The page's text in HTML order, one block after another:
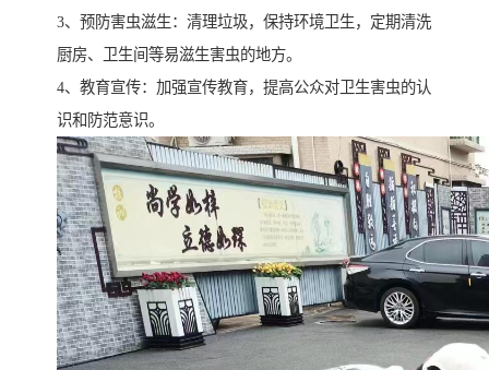
3、预防害虫滋生：清理垃圾，保持环境卫生，定期清洗
厨房、卫生间等易滋生害虫的地方。
4、教育宣传：加强宣传教育，提高公众对卫生害虫的认
识和防范意识。